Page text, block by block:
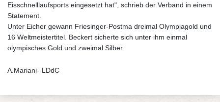
Eisschnelllaufsports eingesetzt hat", schrieb der Verband in einem
Statement.
Unter Eicher gewann Friesinger-Postma dreimal Olympiagold und
16 Weltmeistertitel. Beckert sicherte sich unter ihm einmal
olympisches Gold und zweimal Silber.
A.Mariani--LDdC